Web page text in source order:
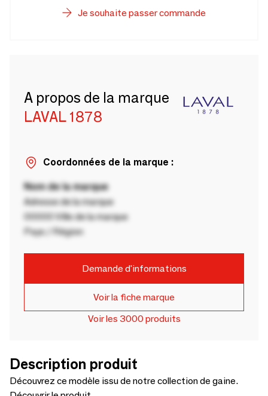
Je souhaite passer commande
A propos de la marque
LAVAL 1878
Coordonnées de la marque :
Nom de la marque
Adresse de la marque
00000 Ville de la marque
Pays / Région
Demande d'informations
Voir la fiche marque
Voir les 3000 produits
Description produit
Découvrez ce modèle issu de notre collection de gaine.